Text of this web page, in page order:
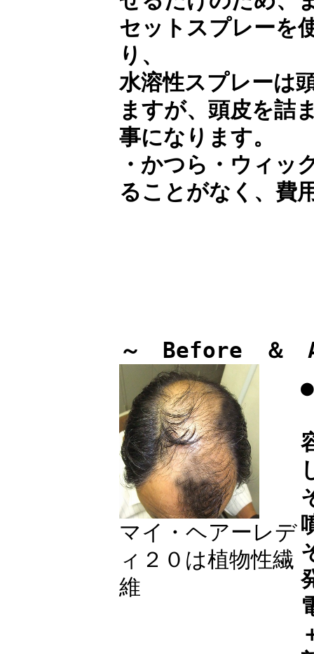
セットスプレーを
り、
水溶性スプレーは
ますが、頭皮を詰
事になります。
・かつら・ウィッ
ることがなく、費
～ Before ＆
マイ・ヘアーレデ
ィ２０は植物性繊
維